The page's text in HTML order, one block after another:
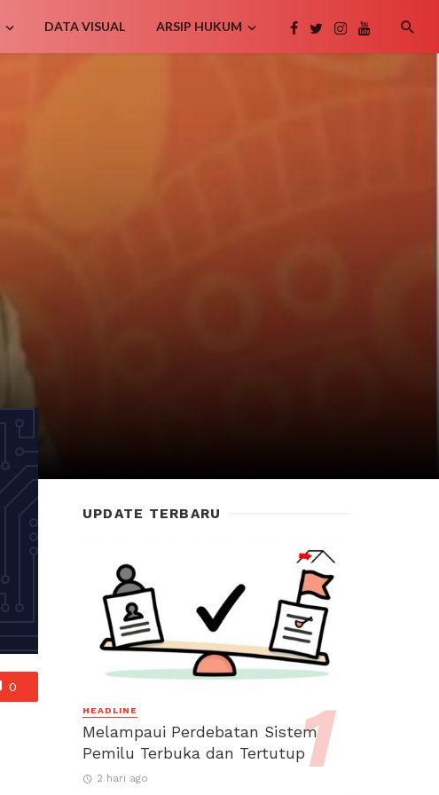
DATA VISUAL ARSIP HUKUM
0
UPDATE TERBARU
HEADLINE
Melampaui Perdebatan Sistem
Pemilu Terbuka dan Tertutup
2 hari ago